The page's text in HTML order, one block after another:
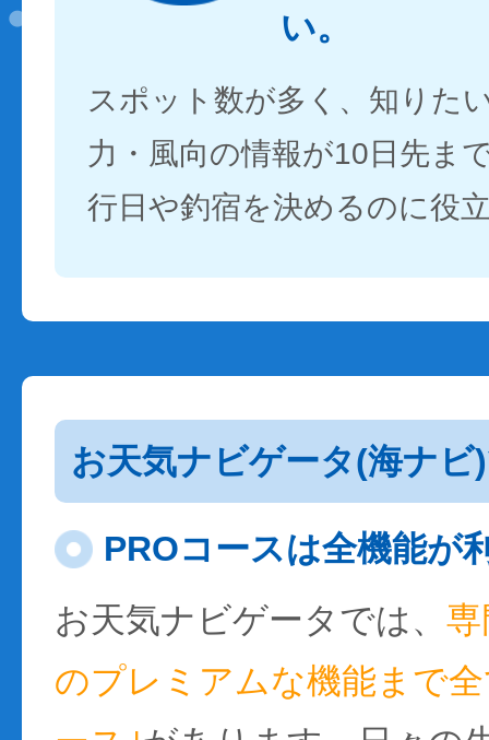
い。
スポット数が多く、知りた
力・風向の情報が10日先ま
行日や釣宿を決めるのに役
お天気ナビゲータ(海ナビ
PROコースは全機能が
お天気ナビゲータでは、
のプレミアムな機能まで